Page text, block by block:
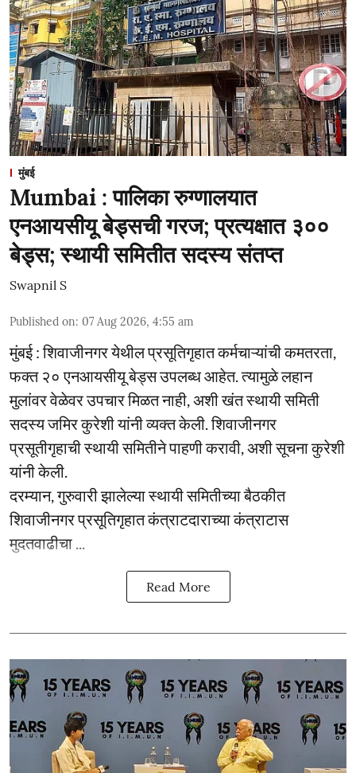
मुंबई
Mumbai : पालिका रुग्णालयात
एनआयसीयू बेड्सची गरज; प्रत्यक्षात ३००
बेड्स; स्थायी समितीत सदस्य संतप्त
Swapnil S
Published on: 07 Aug 2026, 4:55 am
मुंबई : शिवाजीनगर येथील प्रसूतिगृहात कर्मचाऱ्यांची कमतरता,
फक्त २० एनआयसीयू बेड्स उपलब्ध आहेत. त्यामुळे लहान
मुलांवर वेळेवर उपचार मिळत नाही, अशी खंत स्थायी समिती
सदस्य जमिर कुरेशी यांनी व्यक्त केली. शिवाजीनगर
प्रसूतीगृहाची स्थायी समितीने पाहणी करावी, अशी सूचना कुरेशी
यांनी केली.
दरम्यान, गुरुवारी झालेल्या स्थायी समितीच्या बैठकीत
शिवाजीनगर प्रसूतिगृहात कंत्राटदाराच्या कंत्राटास
मुदतवाढीचा ...
Read More